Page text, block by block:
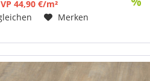
44,90 €/m²
Merken